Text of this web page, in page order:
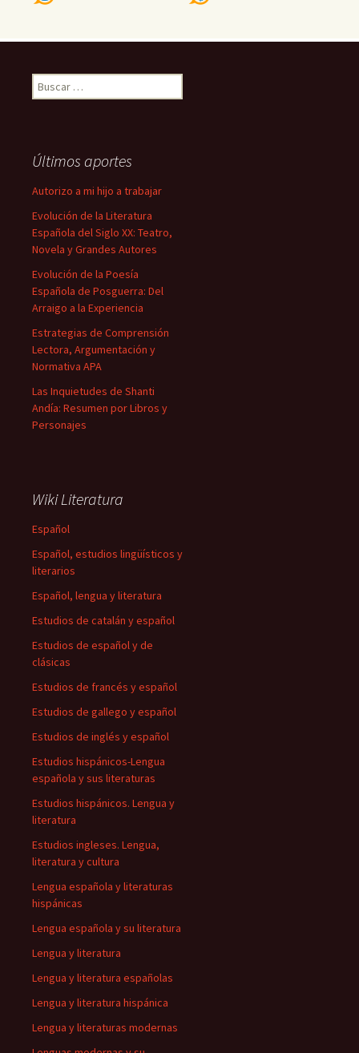
Buscar:
Últimos aportes
Autorizo a mi hijo a trabajar
Evolución de la Literatura
Española del Siglo XX: Teatro,
Novela y Grandes Autores
Evolución de la Poesía
Española de Posguerra: Del
Arraigo a la Experiencia
Estrategias de Comprensión
Lectora, Argumentación y
Normativa APA
Las Inquietudes de Shanti
Andía: Resumen por Libros y
Personajes
Wiki Literatura
Español
Español, estudios lingüísticos y
literarios
Español, lengua y literatura
Estudios de catalán y español
Estudios de español y de
clásicas
Estudios de francés y español
Estudios de gallego y español
Estudios de inglés y español
Estudios hispánicos-Lengua
española y sus literaturas
Estudios hispánicos. Lengua y
literatura
Estudios ingleses. Lengua,
literatura y cultura
Lengua española y literaturas
hispánicas
Lengua española y su literatura
Lengua y literatura
Lengua y literatura españolas
Lengua y literatura hispánica
Lengua y literaturas modernas